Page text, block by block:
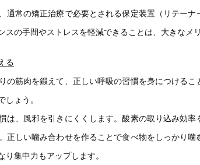
通常の矯正治療で必要とされる保定装置（リテー
スの手間やストレスを軽減できることは、大きなメ
る
の筋肉を鍛えて、正しい呼吸の習慣を身につける
しょう。
は、風邪を引きにくくします。酸素の取り込み効
正しい噛み合わせを作ることで食べ物をしっかり
り集中力もアップします。